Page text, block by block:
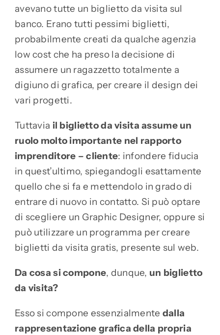
avevano tutte un biglietto da visita sul
banco. Erano tutti pessimi biglietti,
probabilmente creati da qualche agenzia
low cost che ha preso la decisione di
assumere un ragazzetto totalmente a
digiuno di grafica, per creare il design dei
vari progetti.
Tuttavia il biglietto da visita assume un
ruolo molto importante nel rapporto
imprenditore – cliente: infondere fiducia
in quest’ultimo, spiegandogli esattamente
quello che si fa e mettendolo in grado di
entrare di nuovo in contatto. Si può optare
di scegliere un Graphic Designer, oppure si
può utilizzare un programma per creare
biglietti da visita gratis, presente sul web.
Da cosa si compone, dunque, un biglietto
da visita?
Esso si compone essenzialmente dalla
rappresentazione grafica della propria